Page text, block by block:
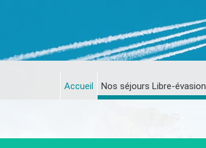
Accueil Nos séjours Libre-évasion